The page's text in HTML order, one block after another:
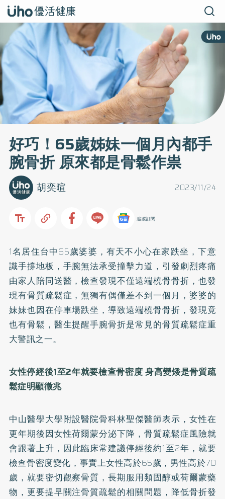
好巧！65歲姊妹一個月內都手
腕骨折 原來都是骨鬆作祟
2023/11/24
胡奕暄
追蹤訂閱
1名居住台中65歲婆婆，有天不小心在家跌坐，下意
識手撐地板，手腕無法承受撞擊力道，引發劇烈疼痛
由家人陪同送醫，檢查發現不僅遠端橈骨骨折，也發
現有骨質疏鬆症，無獨有偶僅差不到一個月，婆婆的
妹妹也因在停車場跌坐，導致遠端橈骨骨折，發現竟
也有骨鬆，醫生提醒手腕骨折是常見的骨質疏鬆症重
大警訊之一。
女性停經後1至2年就要檢查骨密度身高變矮是骨質疏
鬆症明顯徵兆
中山醫學大學附設醫院骨科林聖傑醫師表示，女性在
更年期後因女性荷爾蒙分泌下降，骨質疏鬆症風險就
會跟著上升，因此臨床常建議停經後約1至2年，就要
檢查骨密度變化，事實上女性高於65歲，男性高於70
歲，就要密切觀察骨質，長期服用類固醇或荷爾蒙藥
物，更要提早關注骨質疏鬆的相關問題，降低骨折發